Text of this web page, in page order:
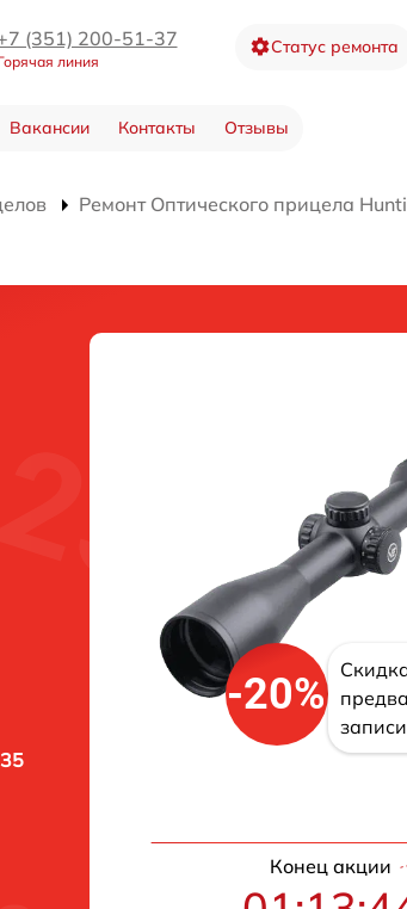
(351) 200-51-37
линия
Статус ремонта
Вакансии Контакты Отзывы
Ремонт Оптического прицела
-20%
Конец акции